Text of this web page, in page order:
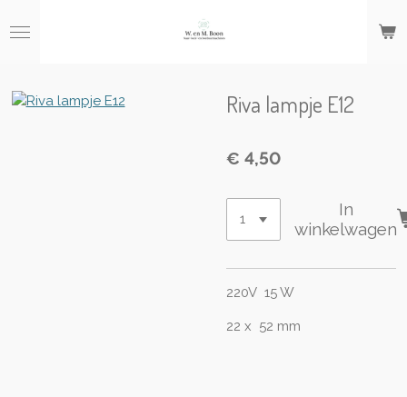
direct
hoofdinhoud
Riva lampje E12
€ 4,50
In
winkelwagen
220V 15 W
22 x 52 mm